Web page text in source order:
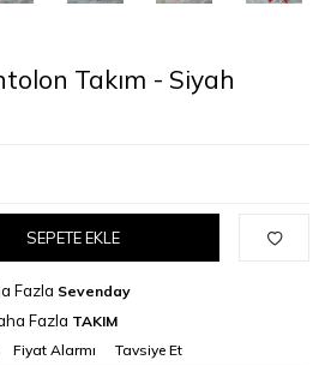
Takım - Siyah
SEPETE EKLE
Fazla Sevenday
Fazla TAKIM
Fiyat Alarmı Tavsiye Et